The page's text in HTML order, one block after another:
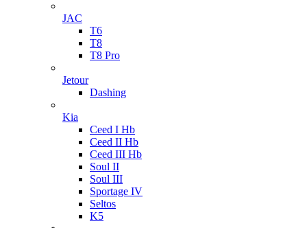
JAC
T6
T8
T8 Pro
Jetour
Dashing
Kia
Ceed I Hb
Ceed II Hb
Ceed III Hb
Soul II
Soul III
Sportage IV
Seltos
K5